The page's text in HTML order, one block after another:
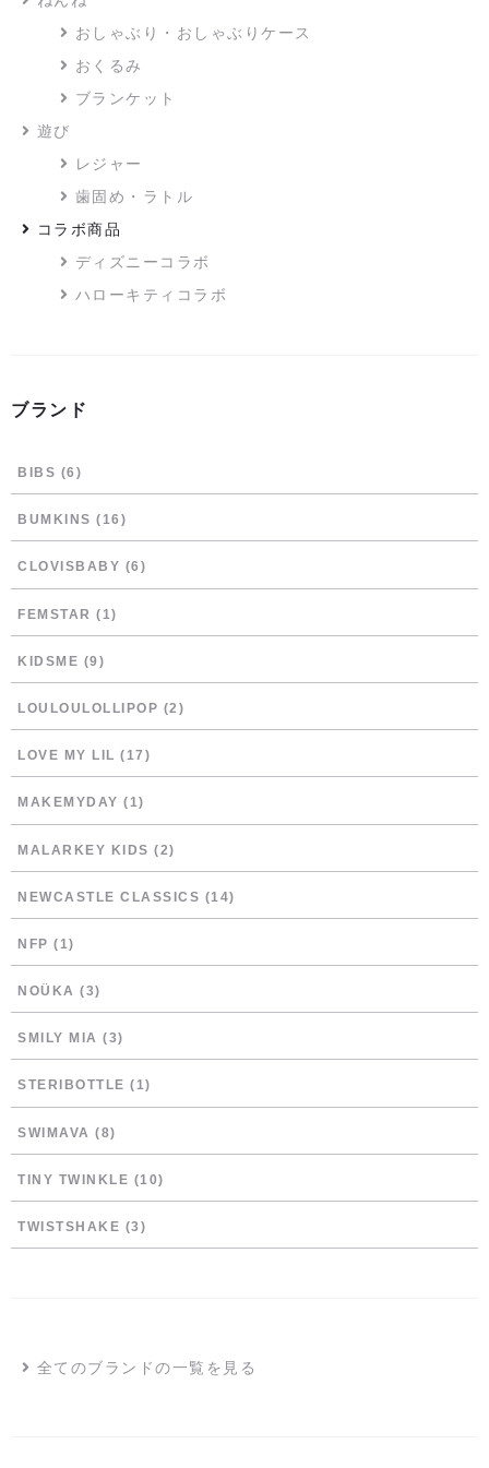
おしゃぶり・おしゃぶりケース
おくるみ
ブランケット
遊び
レジャー
歯固め・ラトル
コラボ商品
ディズニーコラボ
ハローキティコラボ
ブランド
BIBS (6)
BUMKINS (16)
CLOVISBABY (6)
FEMSTAR (1)
KIDSME (9)
LOULOULOLLIPOP (2)
LOVE MY LIL (17)
MAKEMYDAY (1)
MALARKEY KIDS (2)
NEWCASTLE CLASSICS (14)
NFP (1)
NOÜKA (3)
SMILY MIA (3)
STERIBOTTLE (1)
SWIMAVA (8)
TINY TWINKLE (10)
TWISTSHAKE (3)
全てのブランドの一覧を見る